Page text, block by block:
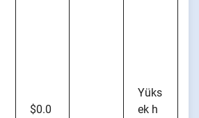
$0.0
Yüks
ek h